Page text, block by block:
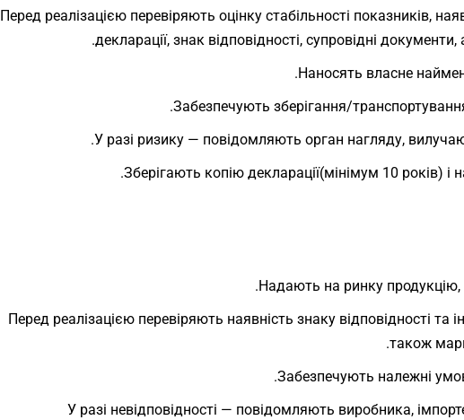
Перед реалізацією перевіряють оцінку стабільності показників,
декларації, знак відповідності, супровідні
Наносять власне
Забезпечують зберігання/
У разі ризику — повідомляють орган нагляду,
Зберігають копію декларації(мінімум 10 років)
Надають на ринку
Перед реалізацією перевіряють наявність знаку відповідності та
також
Забезпечують належні
У разі невідповідності — повідомляють виробника,